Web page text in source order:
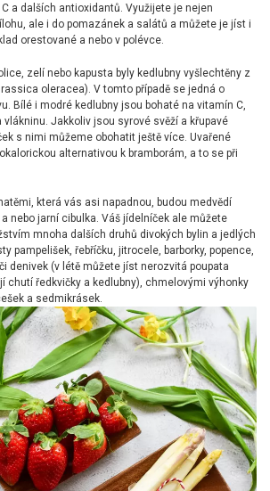
a dalších antioxidantů. Využijete je nejen
ale i do pomazánek a salátů a můžete je jíst i
orestované a nebo v polévce.
zelí nebo kapusta byly kedlubny vyšlechtěny z
oleracea). V tomto případě se jedná o
Bílé i modré kedlubny jsou bohaté na vitamín C,
Jakkoliv jsou syrové svěží a křupavé
s nimi můžeme obohatit ještě více. Uvařené
alternativou k bramborám, a to se při
která vás asi napadnou, budou medvědí
nebo jarní cibulka. Váš jídelníček ale můžete
mnoha dalších druhů divokých bylin a jedlých
pampelišek, řebříčku, jitrocele, barborky, popence,
denivek (v létě můžete jíst nerozvitá poupata
chutí ředkvičky a kedlubny), chmelovými výhonky
a sedmikrásek.